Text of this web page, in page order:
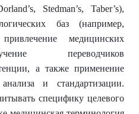
Stedman’s, Taber’s),
баз (например,
медицинских
переводчиков
а также применение
и стандартизации.
специфику целевого